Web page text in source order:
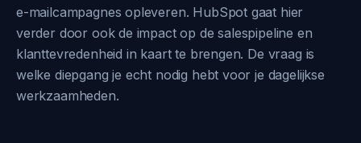
e-mailcampagnes opleveren. HubSpot gaat hier
verder door ook de impact op de salespipeline en
klanttevredenheid in kaart te brengen. De vraag is
welke diepgang je echt nodig hebt voor je dagelijkse
werkzaamheden.